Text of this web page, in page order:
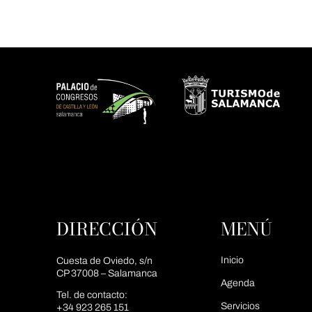
DIRECCIÓN
Cuesta de Oviedo, s/n
CP 37008 – Salamanca
Tel. de contacto:
+34 923 265 151
MENÚ
Inicio
Agenda
Servicios